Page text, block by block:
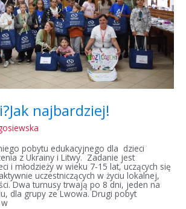
najbardziej!
pobytu edukacyjnego dla dzieci
z Ukrainy i Litwy. Zadanie jest
i młodzieży w wieku 7-15 lat, uczących się
uczestniczących w życiu lokalnej,
Dwa turnusy trwają po 8 dni, jeden na
dla grupy ze Lwowa. Drugi pobyt